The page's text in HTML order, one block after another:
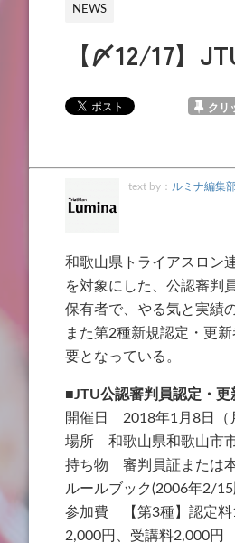
NEWS
【〆12/17】
クリ
text by： ルミナ編集
和歌山県トライアスロン
を対象にした、公認審判
保有者で、やる気と実績
また第2種新規認定・更
要となっている。
■JTU公認審判員認定・更
開催日 2018年1月8日（
場所 和歌山県和歌山市
持ち物 審判員証または本
ルールブック(2006年2/
参加費 【第3種】認定料
2,000円、受講料2,000円